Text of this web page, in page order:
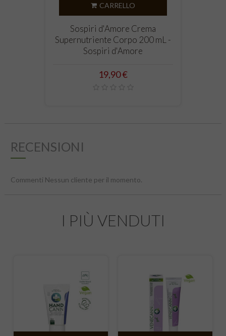
CARRELLO
Sospiri d'Amore Crema
Supernutriente Corpo 200 mL -
Sospiri d'Amore
Prezzo
19,90 €
RECENSIONI
Commenti Nessun cliente per il momento.
I PIÙ VENDUTI